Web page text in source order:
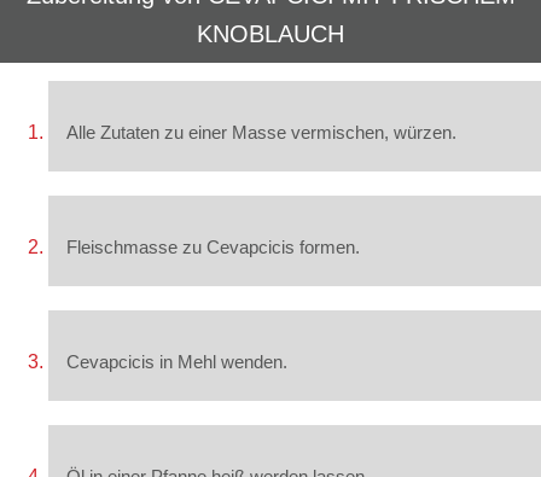
KNOBLAUCH
Alle Zutaten zu einer Masse vermischen, würzen.
Fleischmasse zu Cevapcicis formen.
Cevapcicis in Mehl wenden.